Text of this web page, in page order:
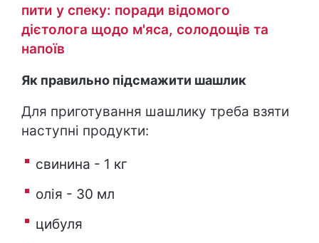
пити у спеку: поради відомого
дієтолога щодо м'яса, солодощів та
напоїв
Як правильно підсмажити шашлик
Для приготування шашлику треба взяти
наступні продукти:
свинина - 1 кг
олія - 30 мл
цибуля